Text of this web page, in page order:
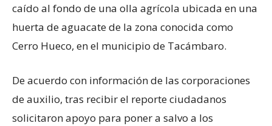
caído al fondo de una olla agrícola ubicada en una
huerta de aguacate de la zona conocida como
Cerro Hueco, en el municipio de Tacámbaro.
De acuerdo con información de las corporaciones
de auxilio, tras recibir el reporte ciudadanos
solicitaron apoyo para poner a salvo a los